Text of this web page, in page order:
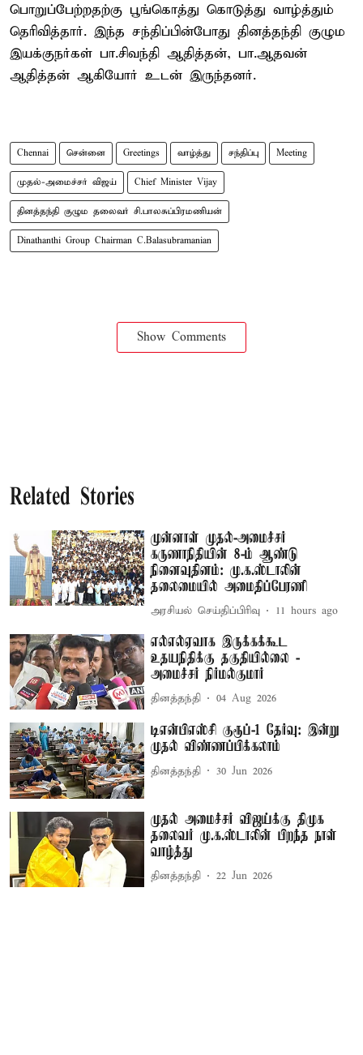
பொறுப்பேற்றதற்கு பூங்கொத்து கொடுத்து வாழ்த்தும்
தெரிவித்தார். இந்த சந்திப்பின்போது தினத்தந்தி குழும
இயக்குநர்கள் பா.சிவந்தி ஆதித்தன், பா.ஆதவன்
ஆதித்தன் ஆகியோர் உடன் இருந்தனர்.
Chennai சென்னை Greetings வாழ்த்து சந்திப்பு Meeting
முதல்-அமைச்சர் விஜய் Chief Minister Vijay
தினத்தந்தி குழும தலைவர் சி.பாலசுப்பிரமணியன்
Dinathanthi Group Chairman C.Balasubramanian
Show Comments
Related Stories
முன்னாள் முதல்-அமைச்சர்
கருணாநிதியின் 8-ம் ஆண்டு
நினைவுதினம்: மு.க.ஸ்டாலின்
தலைமையில் அமைதிப்பேரணி
அரசியல் செய்திப்பிரிவு 11 hours ago
எல்எல்ஏவாக இருக்கக்கூட
உதயநிதிக்கு தகுதியில்லை -
அமைச்சர் நிர்மல்குமார்
தினத்தந்தி 04 Aug 2026
டிஎன்பிஎஸ்சி குரூப்-1 தேர்வு: இன்று
முதல் விண்ணப்பிக்கலாம்
தினத்தந்தி 30 Jun 2026
முதல் அமைச்சர் விஜய்க்கு திமுக
தலைவர் மு.க.ஸ்டாலின் பிறந்த நாள்
வாழ்த்து
தினத்தந்தி 22 Jun 2026